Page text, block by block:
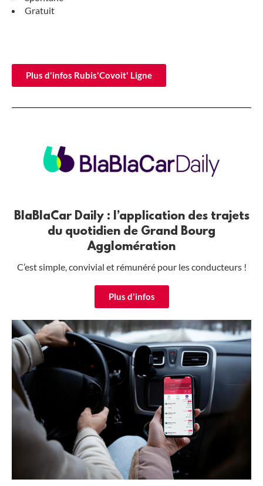
Gratuit
Plus d'infos Rubis'Covoit' Ligne
BlaBlaCar Daily : l’application des trajets
du quotidien de Grand Bourg
Agglomération
C’est simple, convivial et rémunéré pour les conducteurs !
Plus d'infos